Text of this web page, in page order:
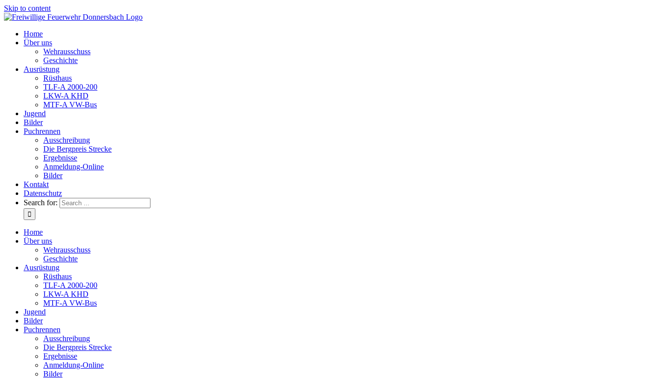
Skip to content
Home
Über uns
Wehrausschuss
Geschichte
Ausrüstung
Rüsthaus
TLF-A 2000-200
LKW-A KHD
MTF-A VW-Bus
Jugend
Bilder
Puchrennen
Ausschreibung
Die Bergpreis Strecke
Ergebnisse
Anmeldung-Online
Bilder
Kontakt
Datenschutz
Search for:
Home
Über uns
Wehrausschuss
Geschichte
Ausrüstung
Rüsthaus
TLF-A 2000-200
LKW-A KHD
MTF-A VW-Bus
Jugend
Bilder
Puchrennen
Ausschreibung
Die Bergpreis Strecke
Ergebnisse
Anmeldung-Online
Bilder